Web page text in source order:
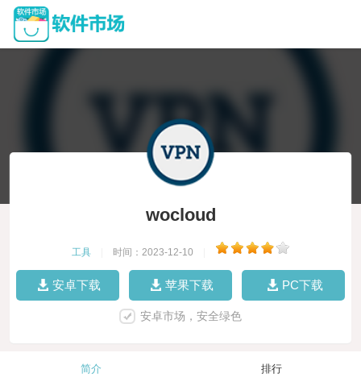
wocloud
工具 时间：2023-12-10
安卓下载 苹果下载 PC下载
安卓市场，安全绿色
简介 排行